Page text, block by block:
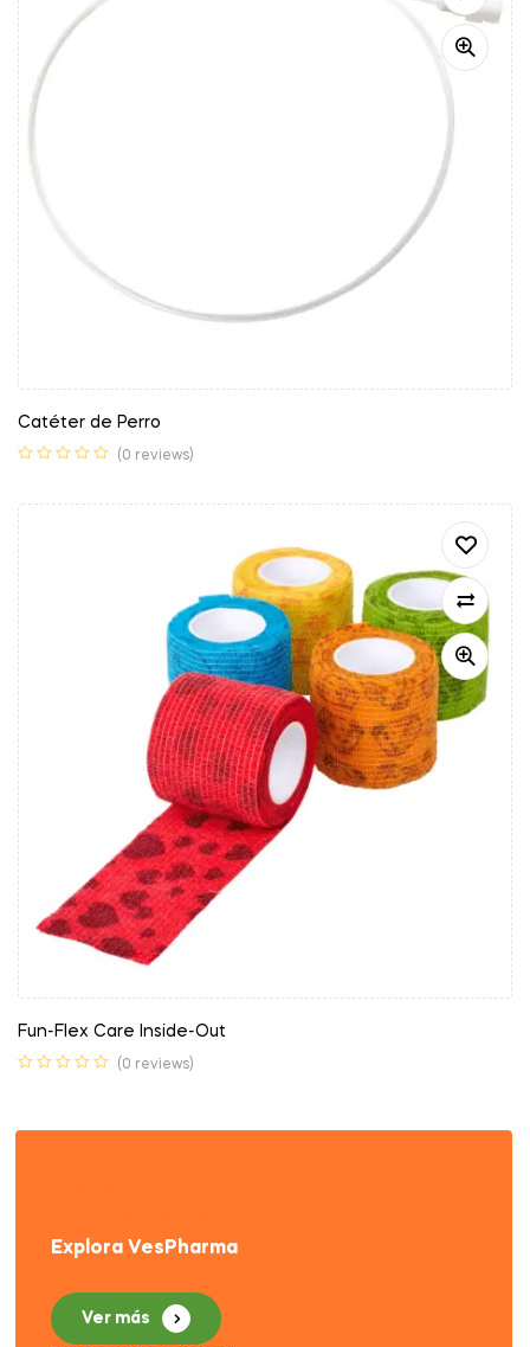
Catéter de Perro
(0 reviews)
Fun-Flex Care Inside-Out
(0 reviews)
Explora VesPharma
Ver más